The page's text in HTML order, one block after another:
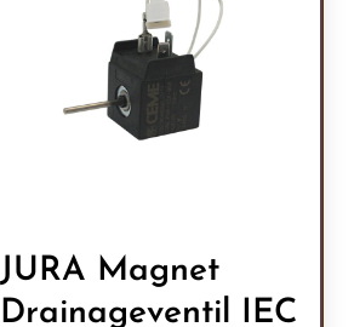
JURA Magnet
Drainageventil IEC